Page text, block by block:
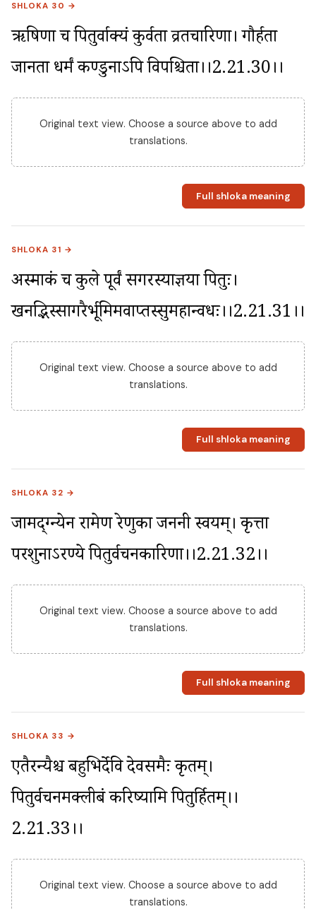
SHLOKA 30 →
ऋषिणा च पितुर्वाक्यं कुर्वता व्रतचारिणा। गौर्हता
जानता धर्मं कण्डुनाऽपि विपश्चिता।।2.21.30।।
Original text view. Choose a source above to add
translations.
Full shloka meaning
SHLOKA 31 →
अस्माकं च कुले पूर्वं सगरस्याज्ञया पितुः।
खनद्भिस्सागरैर्भूमिमवाप्तस्सुमहान्वधः।।2.21.31।।
Original text view. Choose a source above to add
translations.
Full shloka meaning
SHLOKA 32 →
जामद्ग्न्येन रामेण रेणुका जननी स्वयम्। कृत्ता
परशुनाऽरण्ये पितुर्वचनकारिणा।।2.21.32।।
Original text view. Choose a source above to add
translations.
Full shloka meaning
SHLOKA 33 →
एतैरन्यैश्च बहुभिर्देवि देवसमैः कृतम्।
पितुर्वचनमक्लीबं करिष्यामि पितुर्हितम्।।
2.21.33।।
Original text view. Choose a source above to add
translations.